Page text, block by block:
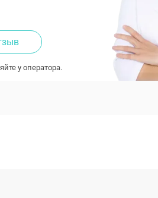
у оператора.